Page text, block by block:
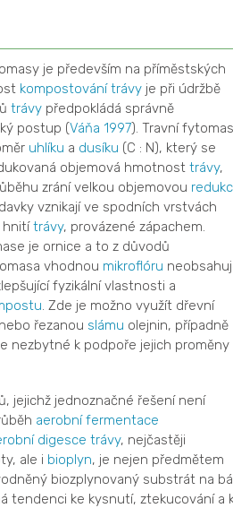
je především na příměstských
kompostování trávyje při údržbě
trávypředpokládá správně
postup (Váňa 1997). Travní
uhlíku a dusíku (C : N), který se
objemová hmotnost trávy,
zrání velkou objemovou
vznikají ve spodních vrstvách
hnitítrávy, provázené zápachem.
je ornice a to z důvodů
vhodnou mikroflóru
fyzikální vlastnosti a
. Zde je možno využít dřevní
řezanou slámu olejnin, případně
nezbytné k podpoře jejich proměny
jejichž jednoznačné řešení není
aerobní fermentace
digesce trávy, nejčastěji
ale i bioplyn, je nejen předmětem
biozplynovaný substrát na
tendenci ke kysnutí, ztekucování a